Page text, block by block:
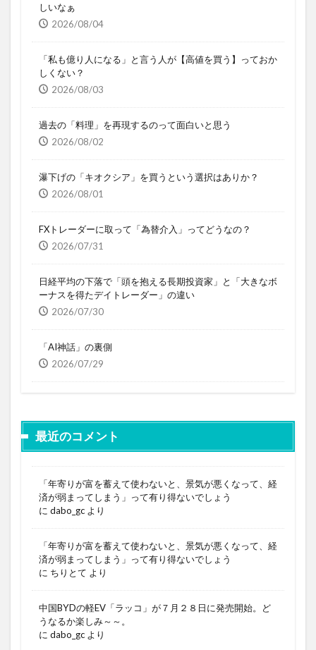
しいなぁ
2026/08/04
「私も億り人になる」と言う人が【高値を買う】っておか
しくない？
2026/08/03
過去の「料理」を再現するのって面白いと思う
2026/08/02
瀑下げの「キオクシア」を買うという選択はありか？
2026/08/01
FXトレーダーに取って「為替介入」ってどうなの？
2026/07/31
日経平均の下落で「頭を抱える長期投資家」と「大きなボ
ーナスを得たデイトレーダー」の違い
2026/07/30
「AI神話」の裏側
2026/07/29
最近のコメント
「年寄りが富を蓄えて使わないと、景気が悪くなって、経
済が弱まってしまう」って有り得ないでしょう
に dabo_gc より
「年寄りが富を蓄えて使わないと、景気が悪くなって、経
済が弱まってしまう」って有り得ないでしょう
に ちりとて より
中国BYDの軽EV「ラッコ」が７月２８日に発売開始。ど
うなるか楽しみ～～。
に dabo_gc より